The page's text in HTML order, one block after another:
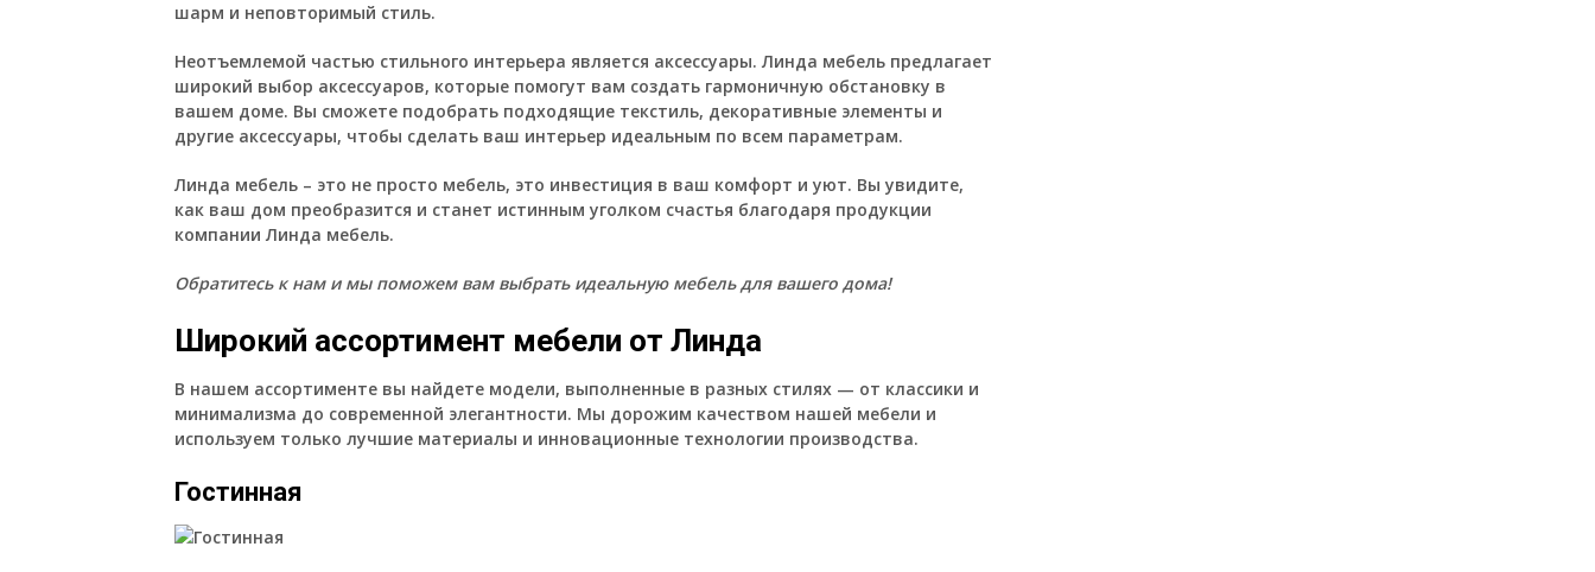
шарм и неповторимый стиль.
Неотъемлемой частью стильного интерьера является аксессуары. Линда мебель предлагает
широкий выбор аксессуаров, которые помогут вам создать гармоничную обстановку в
вашем доме. Вы сможете подобрать подходящие текстиль, декоративные элементы и
другие аксессуары, чтобы сделать ваш интерьер идеальным по всем параметрам.
Линда мебель – это не просто мебель, это инвестиция в ваш комфорт и уют. Вы увидите,
как ваш дом преобразится и станет истинным уголком счастья благодаря продукции
компании Линда мебель.
Обратитесь к нам и мы поможем вам выбрать идеальную мебель для вашего дома!
Широкий ассортимент мебели от Линда
В нашем ассортименте вы найдете модели, выполненные в разных стилях — от классики и
минимализма до современной элегантности. Мы дорожим качеством нашей мебели и
используем только лучшие материалы и инновационные технологии производства.
Гостинная